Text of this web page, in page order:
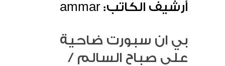
أرشيف الكاتب: ammar
بي ان سبورت ضاحية
علي صباح السالم /